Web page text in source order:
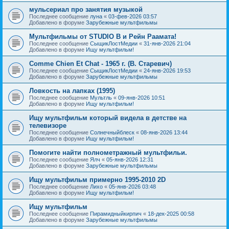
мульсериал про занятия музыкой
Последнее сообщение луна « 03-фев-2026 03:57
Добавлено в форуме Зарубежные мультфильмы
Мультфильмы от STUDIO B и Рейн Раамата!
Последнее сообщение СыщикЛостМедии « 31-янв-2026 21:04
Добавлено в форуме Ищу мультфильм!
Comme Chien Et Chat - 1965 г. (В. Старевич)
Последнее сообщение СыщикЛостМедии « 24-янв-2026 19:53
Добавлено в форуме Зарубежные мультфильмы
Ловкость на лапках (1995)
Последнее сообщение Мультль « 09-янв-2026 10:51
Добавлено в форуме Ищу мультфильм!
Ищу мультфильм который видела в детстве на
телевизоре
Последнее сообщение Солнечныйблеск « 08-янв-2026 13:44
Добавлено в форуме Ищу мультфильм!
Помогите найти полнометражный мультфильи.
Последнее сообщение Ялч « 05-янв-2026 12:31
Добавлено в форуме Зарубежные мультфильмы
Ищу мультфильм примерно 1995-2010 2D
Последнее сообщение Лихо « 05-янв-2026 03:48
Добавлено в форуме Ищу мультфильм!
Ищу мультфильм
Последнее сообщение Пирамидныйкирпич « 18-дек-2025 00:58
Добавлено в форуме Зарубежные мультфильмы